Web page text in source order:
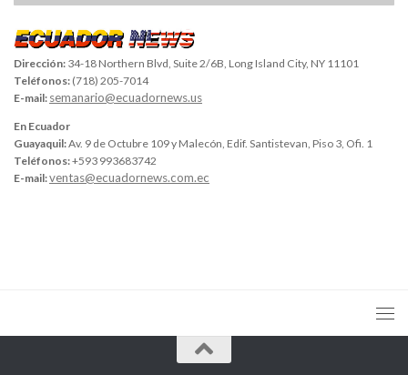
Dirección: 34-18 Northern Blvd, Suite 2/6B, Long Island City, NY 11101
Teléfonos: (718) 205-7014
E-mail: semanario@ecuadornews.us
En Ecuador
Guayaquil:Av. 9 de Octubre 109 y Malecón, Edif. Santistevan, Piso 3, Ofi. 1
Teléfonos:+593 993683742
E-mail:ventas@ecuadornews.com.ec